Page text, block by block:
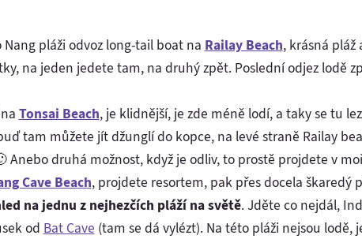
pláži odvoz long-tail boat na Railay Beach, krásná
na jeden jedete tam, na druhý zpět. Poslední odjez lodě
Tonsai Beach, je klidnější, je zde méně lodí, a taky se tu
tam můžete jít džunglí do kopce, na levé straně Railay
Anebo druhá možnost, když je odliv, to prostě projdete v
Cave Beach, projdete resortem, pak přes docela škaredý
na jednu z nejhezčích pláží na světě. Jděte co nejdál,
od Bat Cave (tam se dá vylézt). Na této pláži nejsou lodě,